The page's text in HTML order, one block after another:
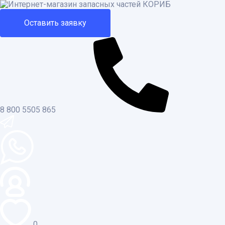
Оставить заявку
8 800 5505 865